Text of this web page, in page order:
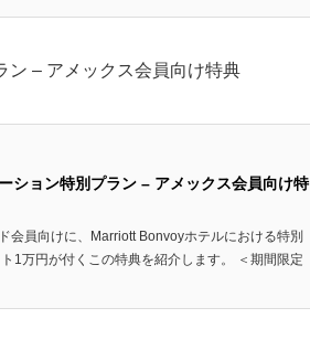
ン – アメックス会員向け特典
ション特別プラン – アメックス会員向け特
会員向けに、Marriott Bonvoyホテルにおける特別
1万円が付くこの特典を紹介します。 ＜期間限定